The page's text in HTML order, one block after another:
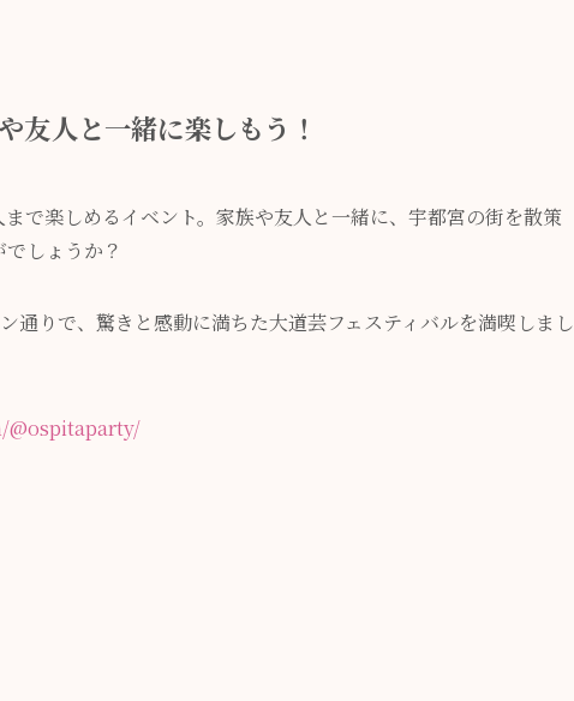
友人と一緒に楽しもう！
で楽しめるイベント。家族や友人と一緒に、宇都宮の街を散策
しょうか？
通りで、驚きと感動に満ちた大道芸フェスティバルを満喫しまし
@ospitaparty/